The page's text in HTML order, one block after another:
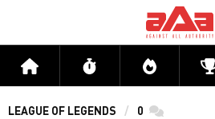
Accueil Flux Directs
LEAGUE OF LEGENDS 0 commentaires